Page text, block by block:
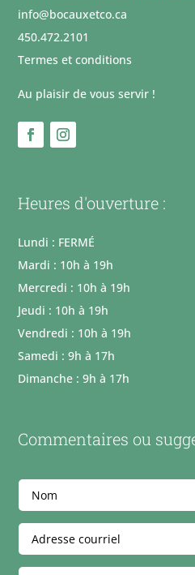
info@bocauxetco.ca
450.472.2101
Termes et conditions
Au plaisir de vous servir !
Heures d'ouverture :
Lundi : FERMÉ
Mardi : 10h à 19h
Mercredi : 10h à 19h
Jeudi : 10h à 19h
Vendredi : 10h à 19h
Samedi : 9h à 17h
Dimanche : 9h à 17h
Commentaires ou